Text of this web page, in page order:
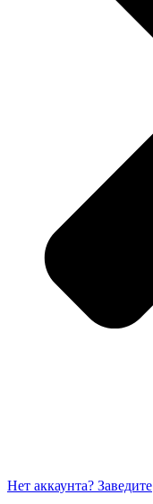
Нет аккаунта? Заведите